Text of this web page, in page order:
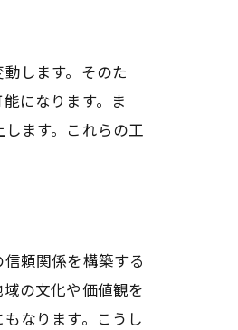
します。そのた
になります。ま
ます。これらの工
頼関係を構築する
の文化や価値観を
なります。こうし